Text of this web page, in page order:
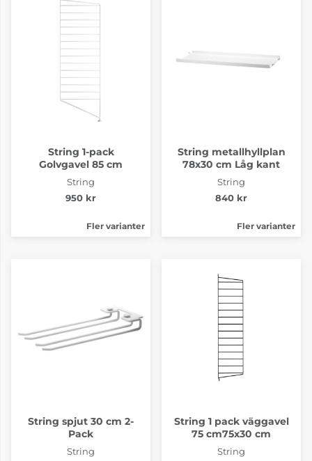
String 1-pack
Golvgavel 85 cm
String
950 kr
Fler varianter
String metallhyllplan
78x30 cm Låg kant
String
840 kr
Fler varianter
String spjut 30 cm 2-
Pack
String
String 1 pack väggavel
75 cm75x30 cm
String